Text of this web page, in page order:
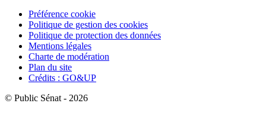
Préférence cookie
Politique de gestion des cookies
Politique de protection des données
Mentions légales
Charte de modération
Plan du site
Crédits : GO&UP
© Public Sénat - 2026